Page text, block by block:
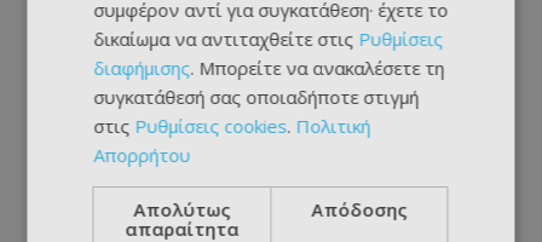
συμφέρον αντί για συγκατάθεση· έχετε το
δικαίωμα να αντιταχθείτε στις Ρυθμίσεις
διαφήμισης. Μπορείτε να ανακαλέσετε τη
συγκατάθεσή σας οποιαδήποτε στιγμή
στις Ρυθμίσεις cookies. Πολιτική
Απορρήτου
Απολύτως
απαραίτητα
Απόδοσης